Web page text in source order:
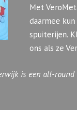
Met
daarmee
spuiterijen.
ons als ze
is een all-